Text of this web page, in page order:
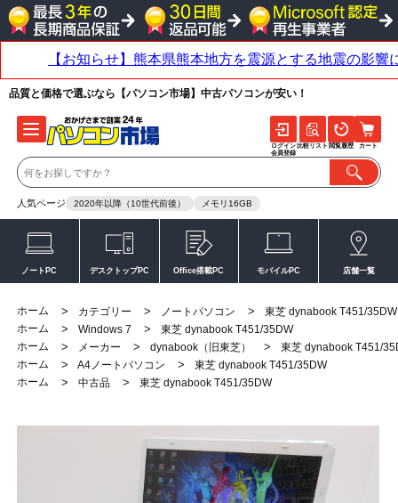
品質と価格で選ぶなら【パソコン市場】中古パソコンが安い！
人気ページ 2020年以降（10世代前後） メモリ16GB
ログイン
会員登録
比較リスト 閲覧履歴 カート
ノートPC デスクトップPC Office搭載PC モバイルPC 店舗一覧
ホーム > カテゴリー > ノートパソコン >
東芝 dynabook T451/35DW
ホーム
> Windows 7 >
東芝 dynabook T451/35DW
ホーム
> メーカー > dynabook（旧東芝） >
東芝 dynabook T451/
ホーム
> A4ノートパソコン >
東芝 dynabook T451/35DW
ホーム
> 中古品 > 東芝 dynabook T451/35DW